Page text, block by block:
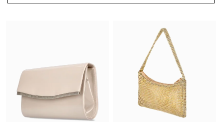
Legdrágább